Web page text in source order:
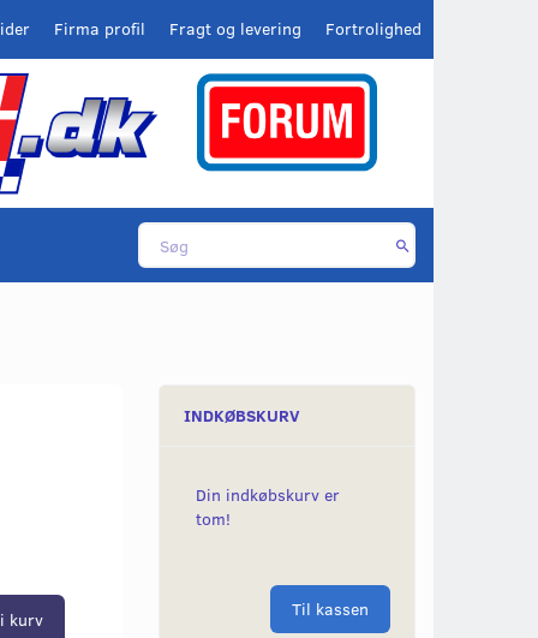
Fortrolighed
Fragt og levering
Firma profil
kurv
INDKØBSKURV
Din indkøbskurv er
tom!
Til kassen